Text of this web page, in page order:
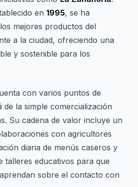
en 1995, se ha
mejores productos del
a la ciudad, ofreciendo una
y sostenible para los
con varios puntos de
de la simple comercialización
Su cadena de valor incluye un
con agricultores
diaria de menús caseros y
talleres educativos para que
sobre el contacto con